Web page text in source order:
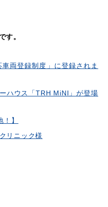
す。
両登録制度」に登録されま
ハウス「TRH MiNI」が登場
】
リニック様